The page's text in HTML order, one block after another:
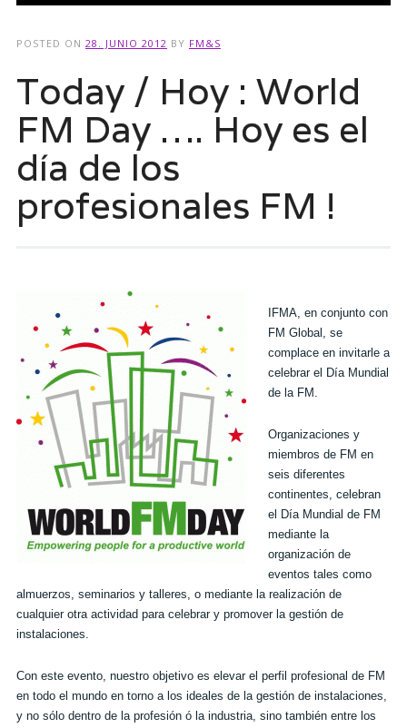
POSTED ON 28. JUNIO 2012 BY FM&S
Today / Hoy : World
FM Day …. Hoy es el
día de los
profesionales FM !
IFMA, en conjunto con
FM Global, se
complace en invitarle a
celebrar el Día Mundial
de la FM.
Organizaciones y
miembros de FM en
seis diferentes
continentes, celebran
el Día Mundial de FM
mediante la
organización de
eventos tales como
almuerzos, seminarios y talleres, o mediante la realización de
cualquier otra actividad para celebrar y promover la gestión de
instalaciones.
Con este evento, nuestro objetivo es elevar el perfil profesional de FM
en todo el mundo en torno a los ideales de la gestión de instalaciones,
y no sólo dentro de la profesión ó la industria, sino también entre los